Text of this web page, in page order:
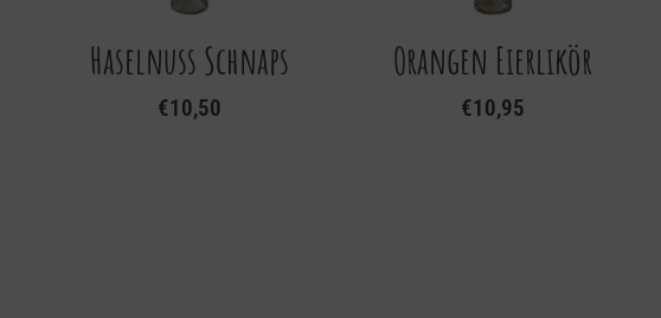
Haselnuss Schnaps
€10,50
Orangen Eierlikör
€10,95